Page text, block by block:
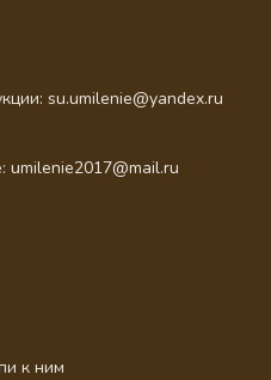
su.umilenie@yandex.ru
umilenie2017@mail.ru
к ним